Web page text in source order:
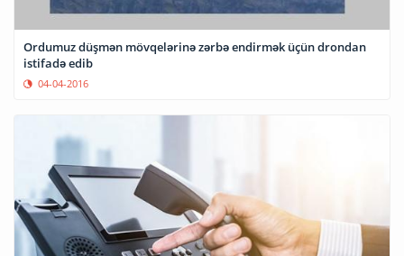
Ordumuz düşmən mövqelərinə zərbə endirmək üçün drondan
istifadə edib
04-04-2016